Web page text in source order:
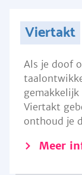
Viertakt
Als je doof
Viertakt
onthoud je
Meer